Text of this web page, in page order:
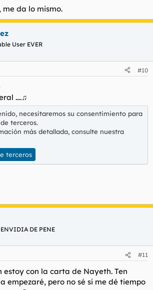
da lo mismo.
User EVER
#10
....♫
necesitaremos su consentimiento para
terceros.
más detallada, consulte nuestra
terceros
DE PENE
#11
estoy con la carta de Nayeth. Ten
empezaré, pero no sé si me dé tiempo